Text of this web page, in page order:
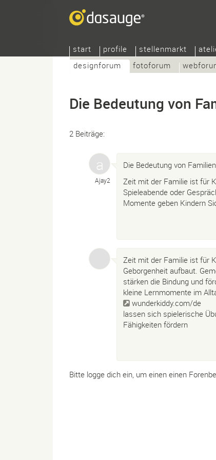
start profile stellenmarkt
designforum
fotoforum
Die Bedeutung von
2 Beiträge:
Ajay2
Die Bedeutung von
Zeit mit der Familie ist für
Spieleabende oder
Momente geben Kindern
Zeit mit der Familie ist für
Geborgenheit aufbaut.
stärken die Bindung und
kleine Lernmomente im
wunderkiddy.com/de
lassen sich spielerische
Fähigkeiten fördern
Bitte logge dich ein, um einen einen